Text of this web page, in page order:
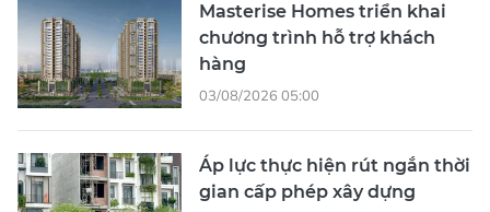
Masterise Homes triển khai
chương trình hỗ trợ khách
hàng
03/08/2026 05:00
Áp lực thực hiện rút ngắn thời
gian cấp phép xây dựng